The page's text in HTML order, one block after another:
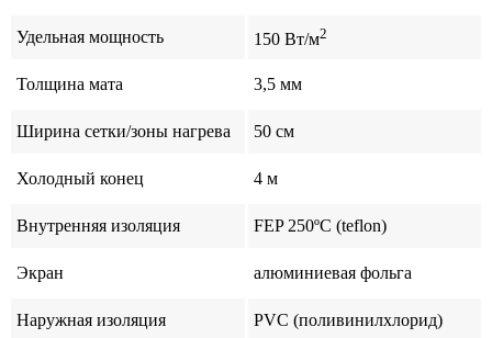
Удельная мощность 150 Вт/м2
Толщина мата 3,5 мм
Ширина сетки/зоны нагрева 50 см
Холодный конец 4 м
Внутренняя изоляция FEP 250ºС (teflon)
Экран алюминиевая фольга
Наружная изоляция PVС (поливинилхлорид)